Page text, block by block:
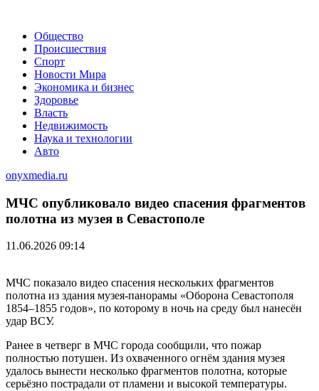
Общество
Происшествия
Спорт
Новости Мира
Экономика и бизнес
Здоровье
Власть
Недвижимость
Наука и технологии
Авто
onyxmedia.ru
МЧС опубликовало видео спасения фрагментов
полотна из музея в Севастополе
11.06.2026 09:14
МЧС показало видео спасения нескольких фрагментов
полотна из здания музея-панорамы «Оборона Севастополя
1854–1855 годов», по которому в ночь на среду был нанесён
удар ВСУ.
Ранее в четверг в МЧС города сообщили, что пожар
полностью потушен. Из охваченного огнём здания музея
удалось вынести несколько фрагментов полотна, которые
серьёзно пострадали от пламени и высокой температуры.